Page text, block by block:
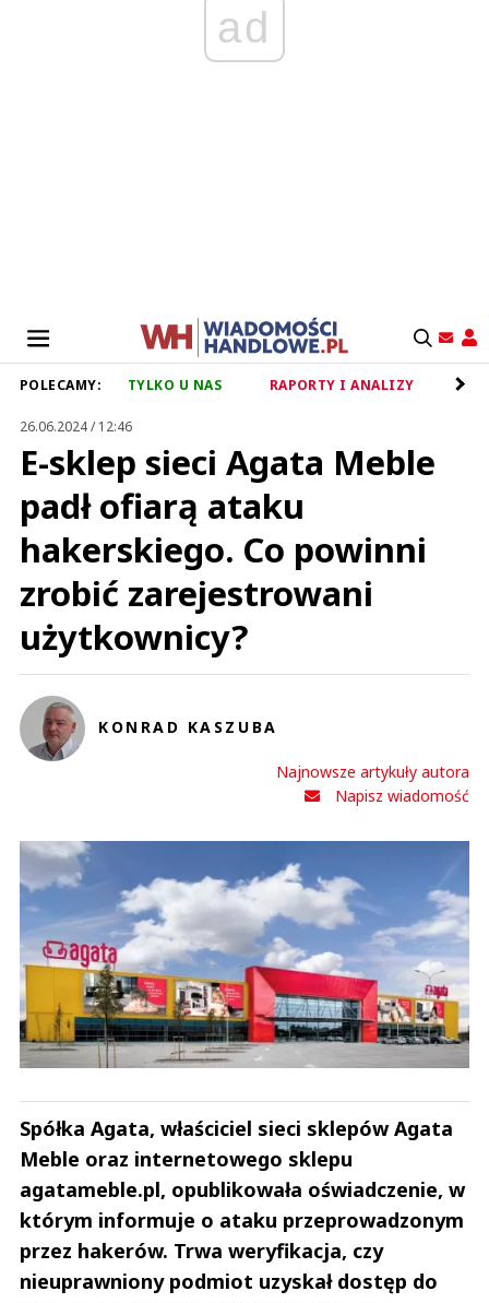
ad
POLECAMY: TYLKO U NAS RAPORTY I ANALIZY
26.06.2024 / 12:46
E-sklep sieci Agata Meble
padł ofiarą ataku
hakerskiego. Co powinni
zrobić zarejestrowani
użytkownicy?
KONRAD KASZUBA
Najnowsze artykuły autora
Napisz wiadomość
Spółka Agata, właściciel sieci sklepów Agata
Meble oraz internetowego sklepu
agatameble.pl, opublikowała oświadczenie, w
którym informuje o ataku przeprowadzonym
przez hakerów. Trwa weryfikacja, czy
nieuprawniony podmiot uzyskał dostęp do